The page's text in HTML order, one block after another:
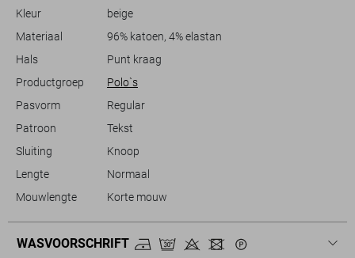
materialen is deze polo een ideale keuze voor vrijwel elke informele
gelegenheid deze zomer.
Kleur
beige
Materiaal
96% katoen, 4% elastan
Hals
Punt kraag
Productgroep
Polo`s
Pasvorm
Regular
Patroon
Tekst
Sluiting
Knoop
Lengte
Normaal
Mouwlengte
Korte mouw
WASVOORSCHRIFT